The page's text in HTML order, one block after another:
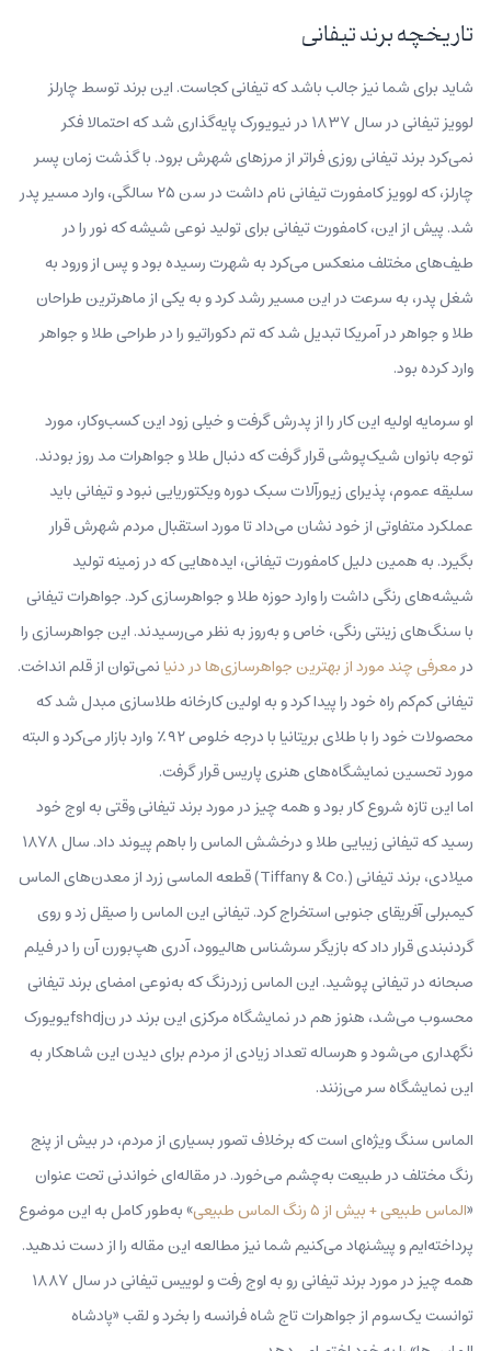
تاریخچه برند تیفانی
شاید برای شما نیز جالب باشد که تیفانی کجاست. این برند توسط چارلز
لوویز تیفانی در سال ۱۸۳۷ در نیویورک پایه‌گذاری شد که احتمالا فکر
نمی‌کرد برند تیفانی روزی فراتر از مرزهای شهرش برود. با گذشت زمان پسر
چارلز، که لوویز کامفورت تیفانی نام داشت در سن ۲۵ سالگی، وارد مسیر پدر
شد. پیش از این، کامفورت تیفانی برای تولید نوعی شیشه که نور را در
طیف‌های مختلف منعکس می‌کرد به شهرت رسیده بود و پس از ورود به
شغل پدر، به سرعت در این مسیر رشد کرد و به یکی از ماهرترین طراحان
طلا و جواهر در آمریکا تبدیل شد که تم دکوراتیو را در طراحی طلا و جواهر
وارد کرده بود.
او سرمایه اولیه این کار را از پدرش گرفت و خیلی زود این کسب‌وکار، مورد
توجه بانوان شیک‌پوشی قرار گرفت که دنبال طلا و جواهرات مد روز بودند.
سلیقه عموم، پذیرای زیورآلات سبک دوره ویکتوریایی نبود و تیفانی باید
عملکرد متفاوتی از خود نشان می‌داد تا مورد استقبال مردم شهرش قرار
بگیرد. به همین دلیل کامفورت تیفانی، ایده‌هایی که در زمینه تولید
شیشه‌‌های رنگی داشت را وارد حوزه طلا و جواهرسازی کرد. جواهرات تیفانی
با سنگ‌های زینتی رنگی، خاص و به‌روز به نظر می‌رسیدند. این جواهرسازی را
درمعرفی چند مورد از بهترین جواهرسازی‌ها در دنیانمی‌‌توان از قلم انداخت.
تیفانی کم‌کم راه خود را پیدا کرد و به اولین کارخانه طلاسازی مبدل شد که
محصولات خود را با طلای بریتانیا با درجه خلوص ۹۲٪ وارد بازار می‌کرد و البته
مورد تحسین نمایشگاه‌های هنری پاریس قرار گرفت.
اما این تازه شروع کار بود و همه چیز در مورد برند تیفانی وقتی به اوج خود
رسید که تیفانی زیبایی طلا و درخشش الماس را باهم پیوند داد. سال ۱۸۷۸
میلادی، برند تیفانی (.Tiffany & Co) قطعه الماسی زرد از معدن‌های الماس
کیمبرلی آفریقای جنوبی استخراج کرد. تیفانی این الماس را صیقل زد و روی
گردنبندی قرار داد که بازیگر سرشناس هالیوود، آدری هپ‌بورن آن را در فیلم
صبحانه در تیفانی پوشید. این الماس زردرنگ که به‌نوعی امضای برند تیفانی
محسوب می‌شد، هنوز هم در نمایشگاه مرکزی این برند در نfshdjیویورک
نگهداری می‌شود و هرساله تعداد زیادی از مردم برای دیدن این شاهکار به
این نمایشگاه سر می‌زنند.
الماس سنگ ویژه‌ای است که برخلاف تصور بسیاری از مردم، در بیش از پنج
رنگ‌ مختلف در طبیعت به‌چشم می‌خورد. در مقاله‌ای خواندنی تحت عنوان
«الماس طبیعی + بیش از ۵ رنگ الماس طبیعی
» به‌طور کامل به این موضوع
پرداخته‌ایم و پیشنهاد می‌کنیم شما نیز مطالعه این مقاله را از دست ندهید.
همه چیز در مورد برند تیفانی رو به اوج رفت و لوییس تیفانی در سال ۱۸۸۷
توانست یک‌سوم از جواهرات تاج شاه فرانسه را بخرد و لقب «پادشاه